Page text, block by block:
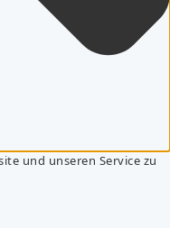
und unseren Service zu